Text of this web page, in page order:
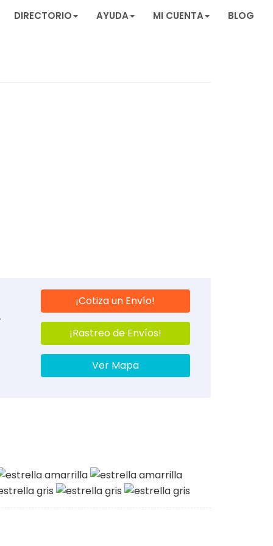
DIRECTORIO AYUDA MI CUENTA BLOG
¡Cotiza un Envío!
¡Rastreo de Envíos!
Ver Mapa